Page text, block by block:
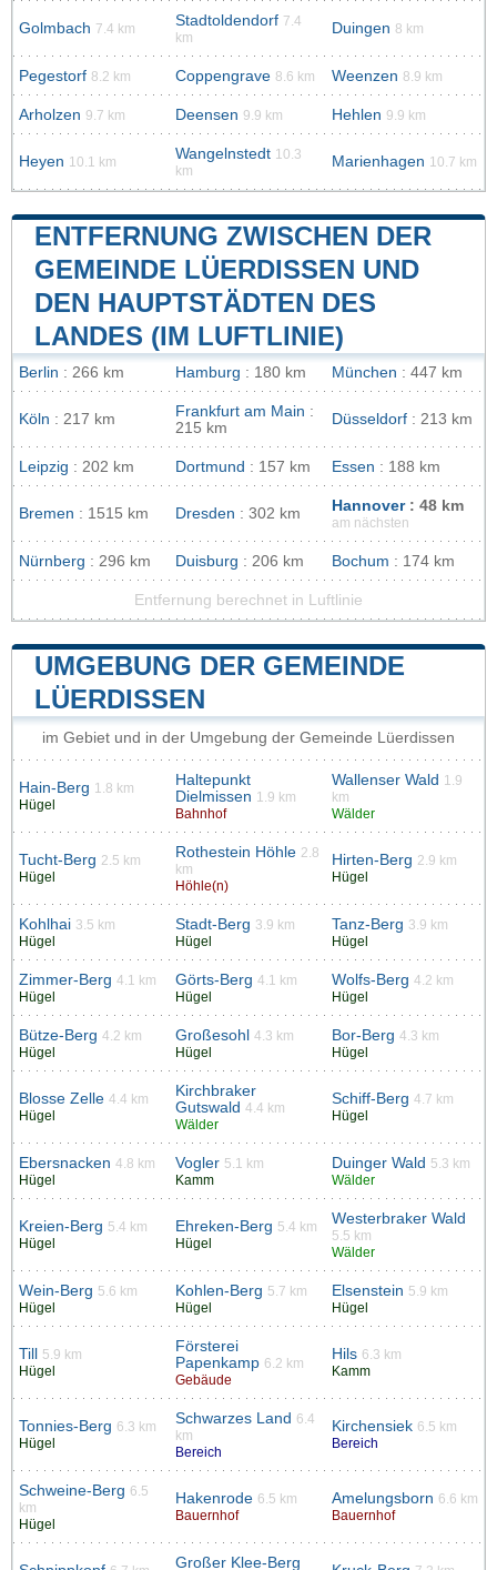
Golmbach 7.4 km Stadtoldendorf 7.4
km
Duingen 8 km
Pegestorf 8.2 km Coppengrave 8.6 km Weenzen 8.9 km
Arholzen 9.7 km Deensen 9.9 km Hehlen 9.9 km
Heyen 10.1 km Wangelnstedt 10.3
km
Marienhagen 10.7 km
ENTFERNUNG ZWISCHEN DER
GEMEINDE LÜERDISSEN UND
DEN HAUPTSTÄDTEN DES
LANDES (IM LUFTLINIE)
Berlin : 266 km Hamburg : 180 km München : 447 km
Köln : 217 km Frankfurt am Main :
215 km
Düsseldorf : 213 km
Leipzig : 202 km Dortmund : 157 km Essen : 188 km
Bremen : 1515 km Dresden : 302 km Hannover: 48 km
am nächsten
Nürnberg : 296 km Duisburg : 206 km Bochum : 174 km
Entfernung berechnet in Luftlinie
UMGEBUNG DER GEMEINDE
LÜERDISSEN
im Gebiet und in der Umgebung der Gemeinde Lüerdissen
Hain-Berg 1.8 km
Hügel
Haltepunkt
Dielmissen 1.9 km
Bahnhof
Wallenser Wald 1.9
km
Wälder
Tucht-Berg 2.5 km
Hügel
Rothestein Höhle 2.8
km
Höhle(n)
Hirten-Berg 2.9 km
Hügel
Kohlhai 3.5 km
Hügel
Stadt-Berg 3.9 km
Hügel
Tanz-Berg 3.9 km
Hügel
Zimmer-Berg 4.1 km
Hügel
Görts-Berg 4.1 km
Hügel
Wolfs-Berg 4.2 km
Hügel
Bütze-Berg 4.2 km
Hügel
Großesohl
4.3 km
Hügel
Bor-Berg 4.3 km
Hügel
Blosse Zelle 4.4 km
Hügel
Kirchbraker
Gutswald 4.4 km
Wälder
Schiff-Berg 4.7 km
Hügel
Ebersnacken 4.8 km
Hügel
Vogler 5.1 km
Kamm
Duinger Wald 5.3 km
Wälder
Kreien-Berg 5.4 km
Hügel
Ehreken-Berg 5.4 km
Hügel
Westerbraker Wald
5.5 km
Wälder
Wein-Berg 5.6 km
Hügel
Kohlen-Berg 5.7 km
Hügel
Elsenstein 5.9 km
Hügel
Till
5.9 km
Hügel
Försterei
Papenkamp 6.2 km
Gebäude
Hils 6.3 km
Kamm
Tonnies-Berg 6.3 km
Hügel
Schwarzes Land
6.4
km
Bereich
Kirchensiek 6.5 km
Bereich
Schweine-Berg 6.5
km
Hügel
Hakenrode 6.5 km
Bauernhof
Amelungsborn 6.6 km
Bauernhof
Großer Klee-Berg